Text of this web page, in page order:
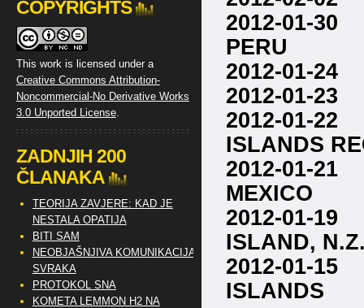
2012-01-30
PERU
2012-01-24
2012-01-23
2012-01-22
ISLANDS
2012-01-21
MEXICO
2012-01-19
ISLAND,
2012-01-15
ISLANDS
COPYRIGHTS
This work is licensed under a
Creative Commons Attribution-
Noncommercial-No Derivative Works
3.0 Unported License.
ZADNJIH 200
ČLANAKA
TEORIJA ZAVJERE: KAD JE
NESTALA OPATIJA
BITI SAM
NEOBJAŠNJIVA KOMUNIKACIJA
SVRAKA
PROTOKOL SNA
KOMETA LEMMON H2 NA